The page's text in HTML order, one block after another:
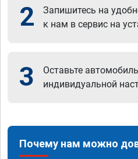
2
Запишитесь на
к нам в сервис на
3
Оставьте
индивидуальной
Почему нам можно